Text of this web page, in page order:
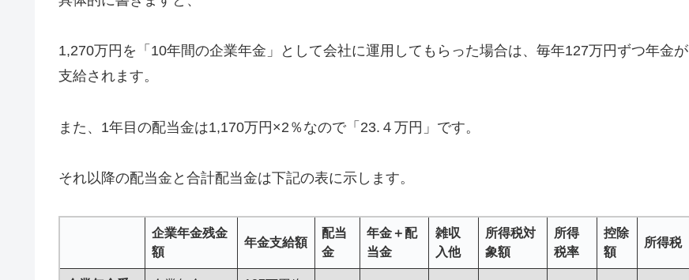
1,270万円を「10年間の企業年金」として会社に運用してもらった場合は、毎年127万円ずつ年金が
支給されます。
また、1年目の配当金は1,170万円×2％なので「23.４万円」です。
それ以降の配当金と合計配当金は下記の表に示します。
企業年金残金
額
年金支給額
配当
金
年金＋配
当金
雑収
入他
所得税対
象額
所得
税率
控除
額
所得税